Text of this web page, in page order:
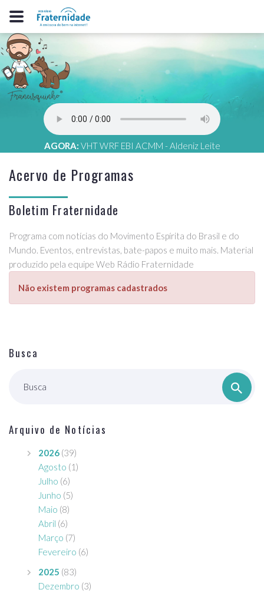
AGORA: VHT WRF EBI ACMM - Aldeniz Leite
Acervo de Programas
Boletim Fraternidade
Programa com notícias do Movimento Espírita do Brasil e do
Mundo. Eventos, entrevistas, bate-papos e muito mais. Material
produzido pela equipe Web Rádio Fraternidade
Não existem programas cadastrados
Busca
Busca
Arquivo de Notícias
2026 (39)
Agosto (1)
Julho (6)
Junho (5)
Maio (8)
Abril (6)
Março (7)
Fevereiro (6)
2025 (83)
Dezembro (3)